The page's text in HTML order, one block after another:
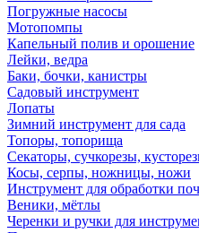
Погружные насосы
Мотопомпы
Капельный полив и орошение
Лейки, ведра
Баки, бочки, канистры
Садовый инструмент
Лопаты
Зимний инструмент для сада
Топоры, топорища
Секаторы, сучкорезы,
Косы, серпы, ножницы, ножи
Инструмент для обработки
Веники, мётлы
Черенки и ручки для